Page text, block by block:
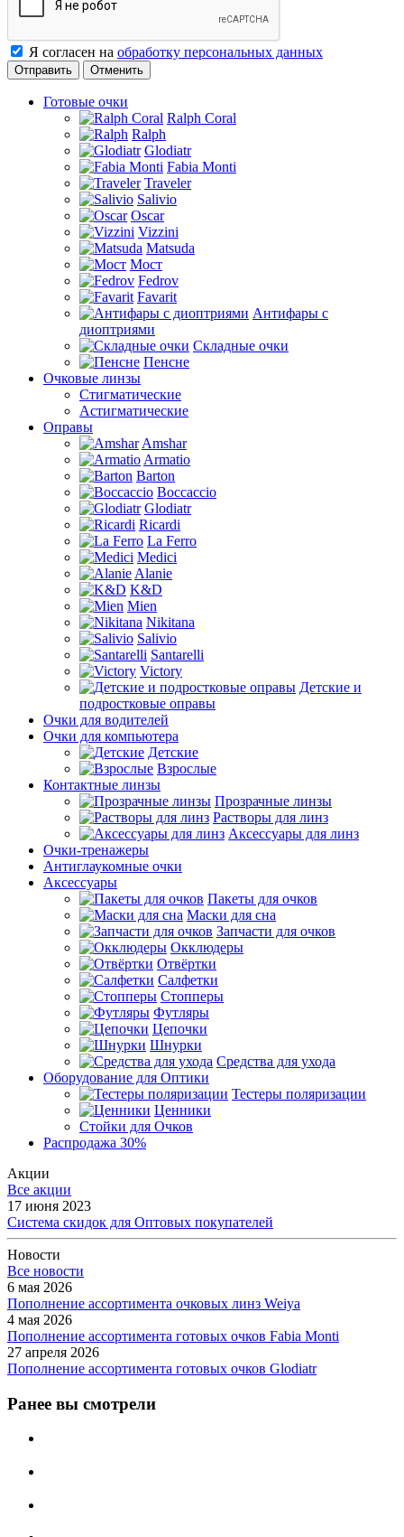
Я согласен на обработку персональных данных
Отменить
Готовые очки
Ralph Coral
Ralph
Glodiatr
Fabia Monti
Traveler
Salivio
Oscar
Vizzini
Matsuda
Мост
Fedrov
Favarit
Антифары с
диоптриями
Складные очки
Пенсне
Очковые линзы
Стигматические
Астигматические
Оправы
Amshar
Armatio
Barton
Boccaccio
Glodiatr
Ricardi
La Ferro
Medici
Alanie
K&D
Mien
Nikitana
Salivio
Santarelli
Victory
Детские и
подростковые оправы
Очки для водителей
Очки для компьютера
Детские
Взрослые
Контактные линзы
Прозрачные линзы
Растворы для линз
Аксессуары для линз
Очки-тренажеры
Антиглаукомные очки
Аксессуары
Пакеты для очков
Маски для сна
Запчасти для очков
Окклюдеры
Отвёртки
Салфетки
Стопперы
Футляры
Цепочки
Шнурки
Средства для ухода
Оборудование для Оптики
Тестеры поляризации
Ценники
Стойки для Очков
Распродажа 30%
Акции
Все акции
17 июня 2023
Система скидок для Оптовых покупателей
Новости
Все новости
6 мая 2026
Пополнение ассортимента очковых линз Weiya
4 мая 2026
Пополнение ассортимента готовых очков Fabia Monti
27 апреля 2026
Пополнение ассортимента готовых очков Glodiatr
Ранее вы смотрели